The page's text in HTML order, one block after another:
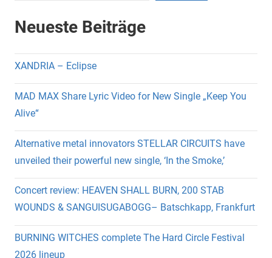
Neueste Beiträge
XANDRIA – Eclipse
MAD MAX Share Lyric Video for New Single „Keep You
Alive“
Alternative metal innovators STELLAR CIRCUITS have
unveiled their powerful new single, ‘In the Smoke,’
Concert review: HEAVEN SHALL BURN, 200 STAB
WOUNDS & SANGUISUGABOGG– Batschkapp, Frankfurt
BURNING WITCHES complete The Hard Circle Festival
2026 lineup